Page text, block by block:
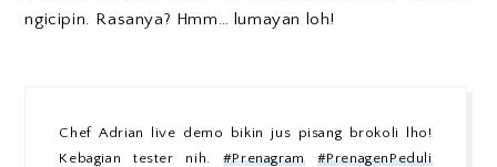
ngicipin. Rasanya? Hmm… lumayan loh!
Chef Adrian live demo bikin jus pisang brokoli lho!
Kebagian tester nih. #Prenagram
#PrenagenPeduli